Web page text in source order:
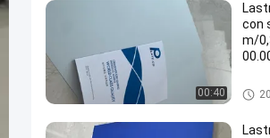
00:40
con
m/